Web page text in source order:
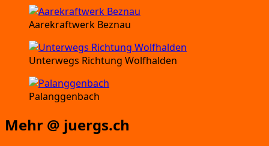
Aarekraftwerk Beznau
Unterwegs Richtung Wolfhalden
Palanggenbach
Mehr @ juergs.ch